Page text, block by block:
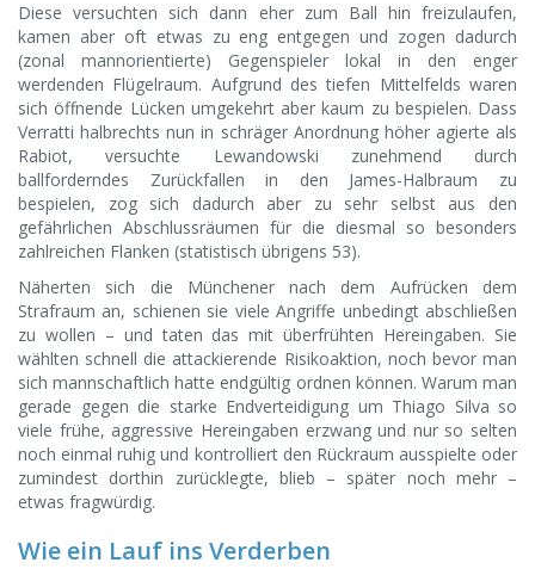
Diese versuchten sich dann eher zum Ball hin freizulaufen,
kamen aber oft etwas zu eng entgegen und zogen dadurch
(zonal mannorientierte) Gegenspieler lokal in den enger
werdenden Flügelraum. Aufgrund des tiefen Mittelfelds waren
sich öffnende Lücken umgekehrt aber kaum zu bespielen. Dass
Verratti halbrechts nun in schräger Anordnung höher agierte als
Rabiot, versuchte Lewandowski zunehmend durch
ballforderndes Zurückfallen in den James-Halbraum zu
bespielen, zog sich dadurch aber zu sehr selbst aus den
gefährlichen Abschlussräumen für die diesmal so besonders
zahlreichen Flanken (statistisch übrigens 53).
Näherten sich die Münchener nach dem Aufrücken dem
Strafraum an, schienen sie viele Angriffe unbedingt abschließen
zu wollen – und taten das mit überfrühten Hereingaben. Sie
wählten schnell die attackierende Risikoaktion, noch bevor man
sich mannschaftlich hatte endgültig ordnen können. Warum man
gerade gegen die starke Endverteidigung um Thiago Silva so
viele frühe, aggressive Hereingaben erzwang und nur so selten
noch einmal ruhig und kontrolliert den Rückraum ausspielte oder
zumindest dorthin zurücklegte, blieb – später noch mehr –
etwas fragwürdig.
Wie ein Lauf ins Verderben